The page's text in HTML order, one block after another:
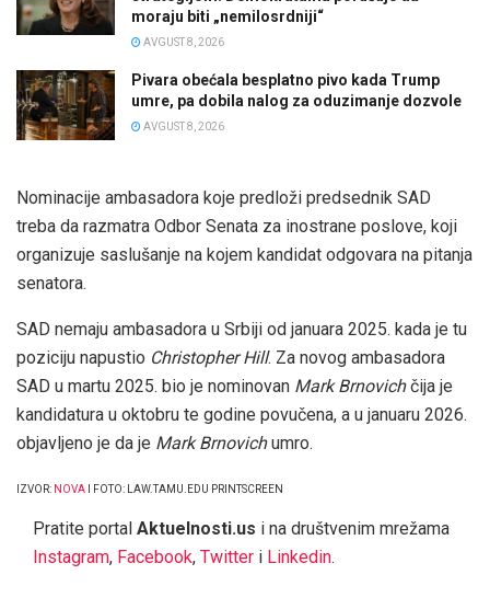
moraju biti „nemilosrdniji“
AVGUST 8, 2026
Pivara obećala besplatno pivo kada Trump
umre, pa dobila nalog za oduzimanje dozvole
AVGUST 8, 2026
Nominacije ambasadora koje predloži predsednik SAD
treba da razmatra Odbor Senata za inostrane poslove, koji
organizuje saslušanje na kojem kandidat odgovara na pitanja
senatora.
SAD nemaju ambasadora u Srbiji od januara 2025. kada je tu
poziciju napustio Christopher Hill. Za novog ambasadora
SAD u martu 2025. bio je nominovan Mark Brnovichčija je
kandidatura u oktobru te godine povučena, a u januaru 2026.
objavljeno je da je Mark Brnovichumro.
IZVOR: NOVA I FOTO: LAW.TAMU.EDU PRINTSCREEN
Pratite portal Aktuelnosti.us i na društvenim mrežama
Instagram, Facebook, Twitter i Linkedin.